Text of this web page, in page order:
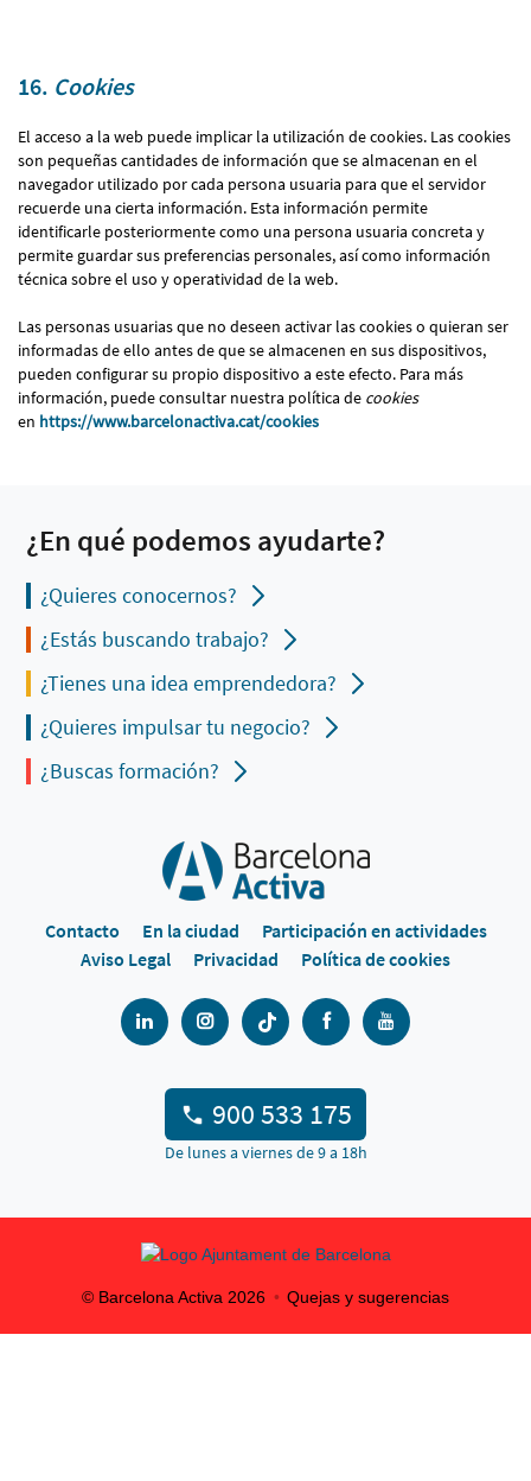
16. Cookies
El acceso a la web puede implicar la utilización de cookies. Las cookies
son pequeñas cantidades de información que se almacenan en el
navegador utilizado por cada persona usuaria para que el servidor
recuerde una cierta información. Esta información permite
identificarle posteriormente como una persona usuaria concreta y
permite guardar sus preferencias personales, así como información
técnica sobre el uso y operatividad de la web.
Las personas usuarias que no deseen activar las cookies o quieran ser
informadas de ello antes de que se almacenen en sus dispositivos,
pueden configurar su propio dispositivo a este efecto. Para más
información, puede consultar nuestra política de cookies
en https://www.barcelonactiva.cat/cookies
¿En qué podemos ayudarte?
¿Quieres conocernos?
¿Estás buscando trabajo?
¿Tienes una idea emprendedora?
¿Quieres impulsar tu negocio?
¿Buscas formación?
Contacto En la ciudad
Participación en actividades
Aviso Legal
Privacidad Política de cookies
900 533 175
De lunes a viernes de 9 a 18h
© Barcelona Activa 2026 Quejas y sugerencias